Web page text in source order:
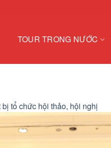
TOUR TRONG NƯỚC
tổ chức hội thảo, hội nghị